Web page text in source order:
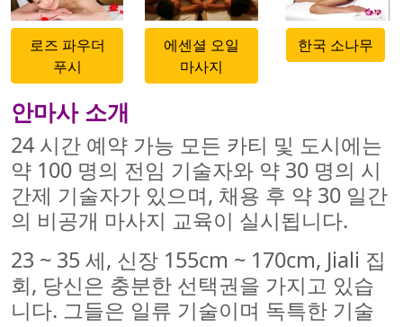
로즈 파우더
푸시
에센셜 오일
마사지
한국 소나무
안마사 소개
24 시간 예약 가능 모든 카티 및 도시에는
약 100 명의 전임 기술자와 약 30 명의 시
간제 기술자가 있으며, 채용 후 약 30 일간
의 비공개 마사지 교육이 실시됩니다.
23 ~ 35 세, 신장 155cm ~ 170cm, Jiali 집
회, 당신은 충분한 선택권을 가지고 있습
니다. 그들은 일류 기술이며 독특한 기술